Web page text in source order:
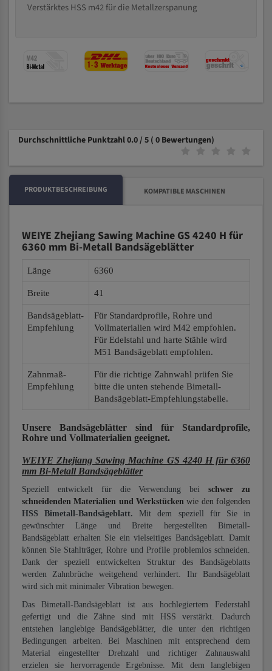
Verstärktes HSS m42 für die Metallzerspanung
Durchschnittliche Punktzahl 0.0 / 5 ( 0 Bewertungen)
PRODUKTBESCHREIBUNG KOMPATIBLE MASCHINEN
WEIYE Zhejiang Sawing Machine GS 4240 H für
6360 mm Bi-Metall Bandsägeblätter
Länge 6360
Breite 41
Bandsägeblatt-
Empfehlung
Für Standardprofile, Rohre und
Vollmaterialien wird M42 empfohlen.
Für Edelstahl und harte Stähle wird
M51 Bandsägeblatt empfohlen.
Zahnmaß-
Empfehlung
Für die richtige Zahnwahl prüfen Sie
bitte die unten stehende Bimetall-
Bandsägeblatt-Empfehlungstabelle.
Unsere Bandsägeblätter sind für Standardprofile,
Rohre und Vollmaterialien geeignet.
WEIYE Zhejiang Sawing Machine GS 4240 H für 6360
mm Bi-Metall Bandsägeblätter
Speziell entwickelt für die Verwendung beischwer zu
schneidenden Materialien und Werkstücken wie den folgenden
HSS Bimetall-Bandsägeblatt. Mit dem speziell für Sie in
gewünschter Länge und Breite hergestellten Bimetall-
Bandsägeblatt erhalten Sie ein vielseitiges Bandsägeblatt. Damit
können Sie Stahlträger, Rohre und Profile problemlos schneiden.
Dank der speziell entwickelten Struktur des Bandsägeblatts
werden Zahnbrüche weitgehend verhindert. Ihr Bandsägeblatt
wird sich mit minimaler Vibration bewegen.
Das Bimetall-Bandsägeblatt ist aus hochlegiertem Federstahl
gefertigt und die Zähne sind mit HSS verstärkt. Dadurch
entstehen langlebige Bandsägeblätter, die unter den richtigen
Bedingungen arbeiten. Bei Maschinen mit entsprechend dem
Material eingestellter Drehzahl und richtiger Zahnauswahl
erzielen sie hervorragende Ergebnisse. Mit dem langlebigen